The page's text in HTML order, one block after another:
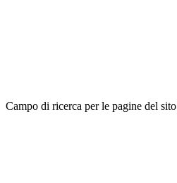
Campo di ricerca per le pagine del sito